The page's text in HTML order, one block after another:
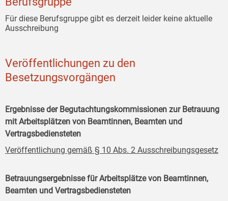
Für diese Berufsgruppe gibt es derzeit leider keine aktuelle
Ausschreibung
Veröffentlichungen zu den
Besetzungsvorgängen
Ergebnisse der Begutachtungskommissionen zur Betrauung
mit Arbeitsplätzen von Beamtinnen, Beamten und
Vertragsbediensteten
Veröffentlichung gemäß § 10 Abs. 2 Ausschreibungsgesetz
Betrauungsergebnisse für Arbeitsplätze von Beamtinnen,
Beamten und Vertragsbediensteten